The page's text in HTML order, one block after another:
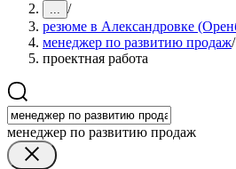
... /
резюме в Александровке
менеджер по развитию продаж/
проектная работа
менеджер по развитию продаж